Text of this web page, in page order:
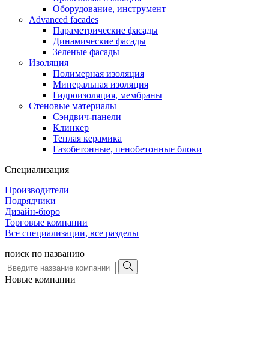
Оборудование, инструмент
Advanced facades
Параметрические фасады
Динамические фасады
Зеленые фасады
Изоляция
Полимерная изоляция
Минеральная изоляция
Гидроизоляция, мембраны
Стеновые материалы
Сэндвич-панели
Клинкер
Теплая керамика
Газобетонные, пенобетонные блоки
Специализация
Производители
Подрядчики
Дизайн-бюро
Торговые компании
Все специализации, все разделы
поиск по названию
Новые компании